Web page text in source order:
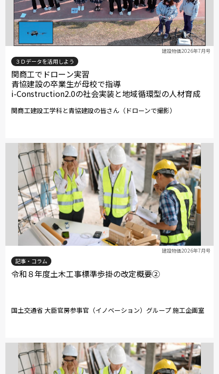
建設物価2026年7月号
３Ｄデータを活用しよう
関商工でドローン実習
青協建設の卒業生が母校で指導
i-Construction2.0の社会実装と地域循環型の人材育成
関商工建設工学科と青協建設の皆さん（ドローンで撮影）
建設物価2026年7月号
記事・コラム
令和８年度土木工事標準歩掛の改定概要②
国土交通省 大臣官房参事官（イノベーション）グループ 施工企画室